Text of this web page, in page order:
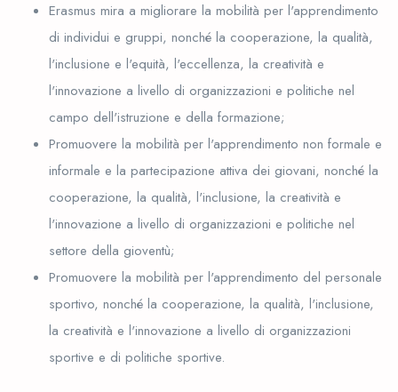
Erasmus mira a migliorare la mobilità per l'apprendimento
di individui e gruppi, nonché la cooperazione, la qualità,
l'inclusione e l'equità, l'eccellenza, la creatività e
l'innovazione a livello di organizzazioni e politiche nel
campo dell'istruzione e della formazione;
Promuovere la mobilità per l'apprendimento non formale e
informale e la partecipazione attiva dei giovani, nonché la
cooperazione, la qualità, l'inclusione, la creatività e
l'innovazione a livello di organizzazioni e politiche nel
settore della gioventù;
Promuovere la mobilità per l'apprendimento del personale
sportivo, nonché la cooperazione, la qualità, l'inclusione,
la creatività e l'innovazione a livello di organizzazioni
sportive e di politiche sportive.